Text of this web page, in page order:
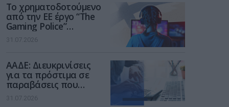
Το χρηματοδοτούμενο
από την ΕΕ έργο “The
Gaming Police”
ενισχύει την ασφάλεια
των παιδιών στο
31.07.2026
ΑΑΔΕ: Διευκρινίσεις
για τα πρόστιμα σε
παραβάσεις που
αφορούν τους ΦΗΜ
31.07.2026